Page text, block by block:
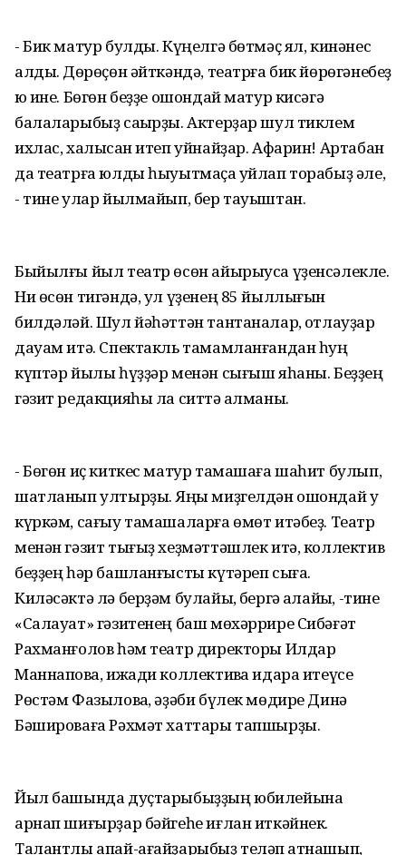
- Бик матур булды. Күңелгә бөтмәҫ ял, кинәнес
алдыҡ. Дөрөҫөн әйткәндә, театрға бик йөрөгәнебеҙ
юҡ ине. Бөгөн беҙҙе ошондай матур кисәгә
балаларыбыҙ саҡырҙы. Актерҙар шул тиклем
ихлас, халыҡсан итеп уйнайҙар. Афарин! Артабан
да театрға юлды һыуытмаҫҡа уйлап торабыҙ әле,
- тине улар йылмайып, бер тауыштан.
Быйылғы йыл театр өсөн айырыуса үҙенсәлекле.
Ни өсөн тигәндә, ул үҙенең 85 йыллығын
билдәләй. Шул йәһәттән тантаналар, ҡотлауҙар
дауам итә. Спектакль тамамланғандан һуң
күптәр йылы һүҙҙәр менән сығыш яһаны. Беҙҙең
гәзит редакцияһы ла ситтә ҡалманы.
- Бөгөн иҫ киткес матур тамашаға шаһит булып,
шатланып ултырҙыҡ. Яңы миҙгелдән ошондай уҡ
күркәм, сағыу тамашаларға өмөт итәбеҙ. Театр
менән гәзит тығыҙ хеҙмәттәшлек итә, коллектив
беҙҙең һәр башланғысты күтәреп сыға.
Киләсәктә лә берҙәм булайыҡ, бергә ҡалайыҡ, -тине
«Салауат» гәзитенең баш мөхәррире Сибәғәт
Рахманғолов һәм театр директоры Илдар
Маннаповҡа, ижади коллективҡа идара итеүсе
Рөстәм Фазыловҡа, әҙәби бүлек мөдире Динә
Бәшироваға Рәхмәт хаттары тапшырҙы.
Йыл башында дуҫтарыбыҙҙың юбилейына
арнап шиғырҙар бәйгеһе иғлан иткәйнек.
Талантлы апай-ағайҙарыбыҙ теләп ҡатнашып,